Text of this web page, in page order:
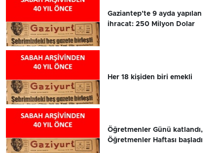
Gaziantep’te 9 ayda yapılan
ihracat: 250 Milyon Dolar
Her 18 kişiden biri emekli
Öğretmenler Günü katlandı,
Öğretmenler Haftası başladı